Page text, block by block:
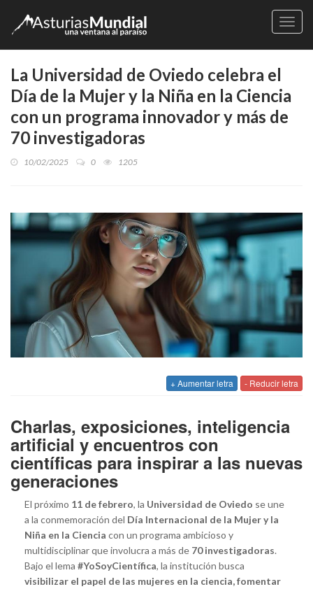
La Universidad de Oviedo celebra el
Día de la Mujer y la Niña en la Ciencia
con un programa innovador y más de
70 investigadoras
10/02/2025 0 1205
+ Aumentar letra - Reducir letra
Charlas, exposiciones, inteligencia
artificial y encuentros con
científicas para inspirar a las nuevas
generaciones
El próximo 11 de febrero, la Universidad de Oviedo se une
a la conmemoración del Día Internacional de la Mujer y la
Niña en la Ciencia con un programa ambicioso y
multidisciplinar que involucra a más de 70 investigadoras.
Bajo el lema #YoSoyCientífica, la institución busca
visibilizar el papel de las mujeres en la ciencia, fomentar